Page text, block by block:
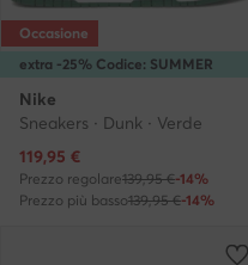
extra -25% Codice: SUMMER
Occasione
Nike
Sneakers · Dunk · Verde
Prezzo attuale
119,95 €
Prezzo regolare139,95 €-14%
Prezzo più basso139,95 €-14%